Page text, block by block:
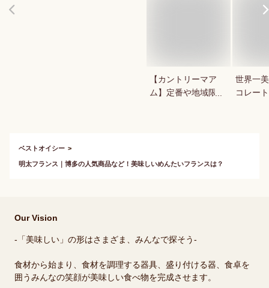
【カントリーマア
ム】定番や地域限定
世界一
コレー
ベストオイシー
明太フランス｜博多の人気商品など！美味しいめんたいフランスは？
Our Vision
-「美味しい」の形はさまざま、みんなで探そう-
食材から始まり、食材を調理する器具、盛り付ける器、食卓を
囲うみんなの笑顔が美味しい食べ物を完成させます。